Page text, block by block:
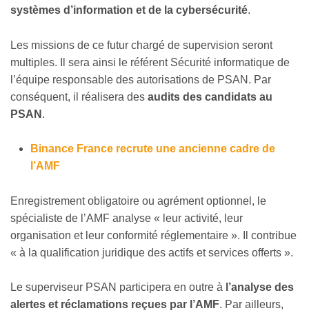
systèmes d’information et de la cybersécurité.
Les missions de ce futur chargé de supervision seront
multiples. Il sera ainsi le référent Sécurité informatique de
l’équipe responsable des autorisations de PSAN. Par
conséquent, il réalisera des audits des candidats au
PSAN .
Binance France recrute une ancienne cadre de
l’AMF
Enregistrement obligatoire ou agrément optionnel, le
spécialiste de l’AMF analyse « leur activité, leur
organisation et leur conformité réglementaire ». Il contribue
« à la qualification juridique des actifs et services offerts ».
Le superviseur PSAN participera en outre à l’analyse des
alertes et réclamations reçues par l’AMF. Par ailleurs,